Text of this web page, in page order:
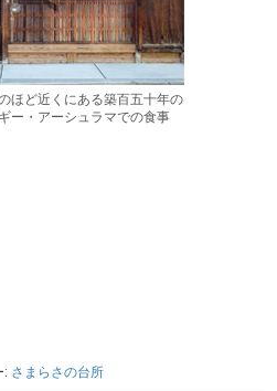
ほど近くにある築百五十年の
ー・アーシュラマでの食事
: さまらさの台所